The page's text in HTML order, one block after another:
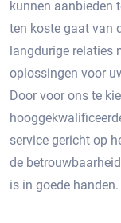
kunnen aanbieden
ten koste gaat van
langdurige relaties
oplossingen voor
Door voor ons te
service gericht op
de
is in goede handen.